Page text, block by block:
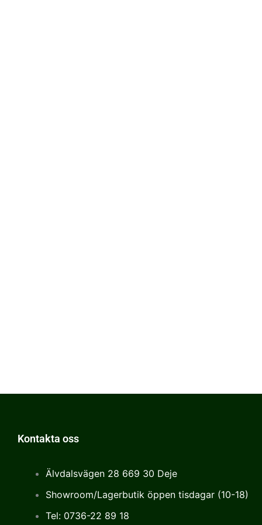
Kontakta oss
Älvdalsvägen 28 669 30 Deje
Showroom/Lagerbutik öppen tisdagar (10-18)
Tel: 0736-22 89 18